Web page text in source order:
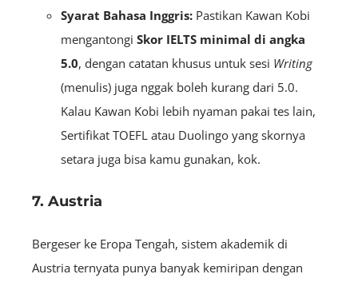
Syarat Bahasa Inggris: Pastikan Kawan Kobi
mengantongi Skor IELTS minimal di angka
5.0, dengan catatan khusus untuk sesi Writing
(menulis) juga nggak boleh kurang dari 5.0.
Kalau Kawan Kobi lebih nyaman pakai tes lain,
Sertifikat TOEFL atau Duolingo yang skornya
setara juga bisa kamu gunakan, kok.
7. Austria
Bergeser ke Eropa Tengah, sistem akademik di
Austria ternyata punya banyak kemiripan dengan